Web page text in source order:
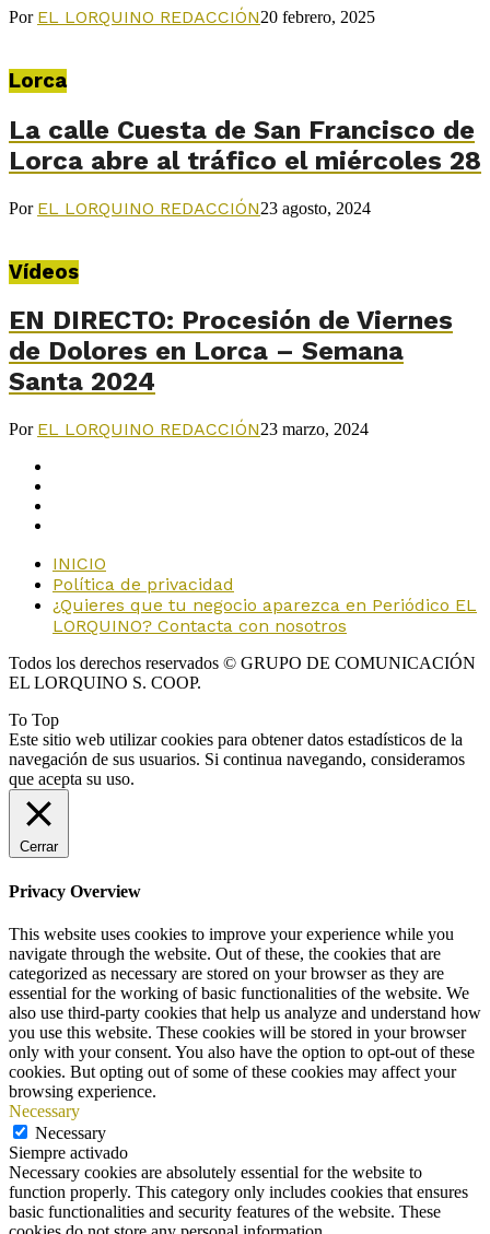
Por EL LORQUINO REDACCIÓN20 febrero, 2025
Lorca
La calle Cuesta de San Francisco de
Lorca abre al tráfico el miércoles 28
Por EL LORQUINO REDACCIÓN23 agosto, 2024
Vídeos
EN DIRECTO: Procesión de Viernes
de Dolores en Lorca – Semana
Santa 2024
Por EL LORQUINO REDACCIÓN23 marzo, 2024
INICIO
Política de privacidad
¿Quieres que tu negocio aparezca en Periódico EL
LORQUINO? Contacta con nosotros
Todos los derechos reservados © GRUPO DE COMUNICACIÓN
EL LORQUINO S. COOP.
To Top
Este sitio web utilizar cookies para obtener datos estadísticos de la
navegación de sus usuarios. Si continua navegando, consideramos
que acepta su uso.
Cerrar
Privacy Overview
This website uses cookies to improve your experience while you
navigate through the website. Out of these, the cookies that are
categorized as necessary are stored on your browser as they are
essential for the working of basic functionalities of the website. We
also use third-party cookies that help us analyze and understand how
you use this website. These cookies will be stored in your browser
only with your consent. You also have the option to opt-out of these
cookies. But opting out of some of these cookies may affect your
browsing experience.
Necessary
Necessary
Siempre activado
Necessary cookies are absolutely essential for the website to
function properly. This category only includes cookies that ensures
basic functionalities and security features of the website. These